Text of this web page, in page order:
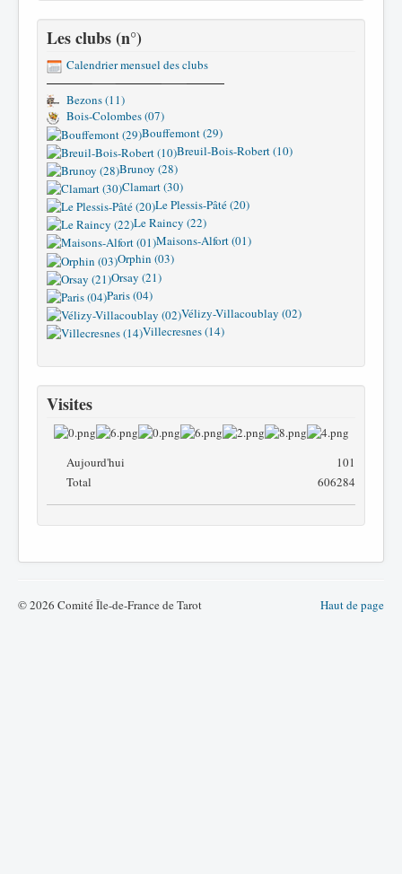
Les clubs (n°)
Calendrier mensuel des clubs
Bezons (11)
Bois-Colombes (07)
Bouffemont (29)
Breuil-Bois-Robert (10)
Brunoy (28)
Clamart (30)
Le Plessis-Pâté (20)
Le Raincy (22)
Maisons-Alfort (01)
Orphin (03)
Orsay (21)
Paris (04)
Vélizy-Villacoublay (02)
Villecresnes (14)
Visites
Aujourd'hui
101
Total
606284
Haut de page
© 2026 Comité Île-de-France de Tarot